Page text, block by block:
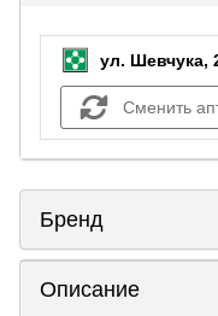
ул. Шевчука,
Сменить
Бренд
Описание